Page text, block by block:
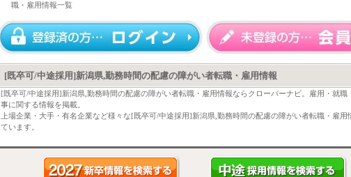
職・雇用情報一覧
[既卒可/中途採用]新潟県,勤務時間の配慮の障がい者転職・雇用情報
[既卒可/中途採用]新潟県,勤務時間の配慮の障がい者転職・雇用情報ならクローバーナビ。雇用・就職
事に関する情報を掲載。
上場企業・大手・有名企業など様々な[既卒可/中途採用]新潟県,勤務時間の配慮の障がい者転職・雇用
ています。